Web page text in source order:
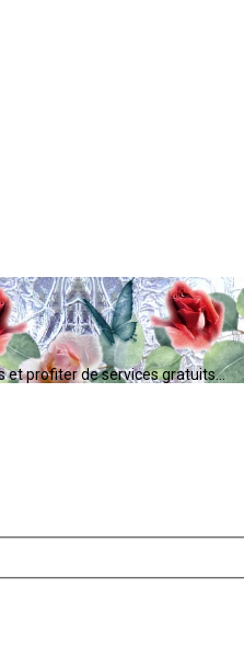
et profiter de services gratuits...